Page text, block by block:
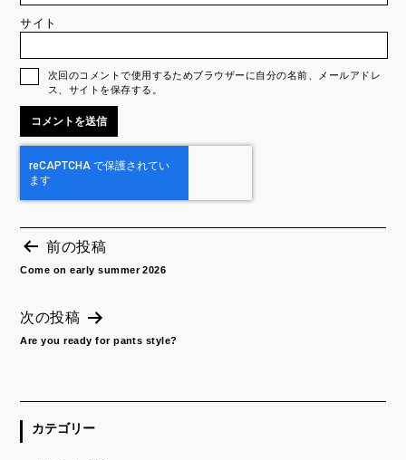
サイト
次回のコメントで使用するためブラウザーに自分の名前、メールアドレ
ス、サイトを保存する。
ナ
ビ
シ
ョ
ン
前の投稿
Come on early summer 2026
次の投稿
Are you ready for pants style?
カテゴリー